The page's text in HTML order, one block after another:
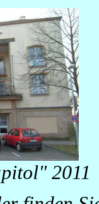
2011